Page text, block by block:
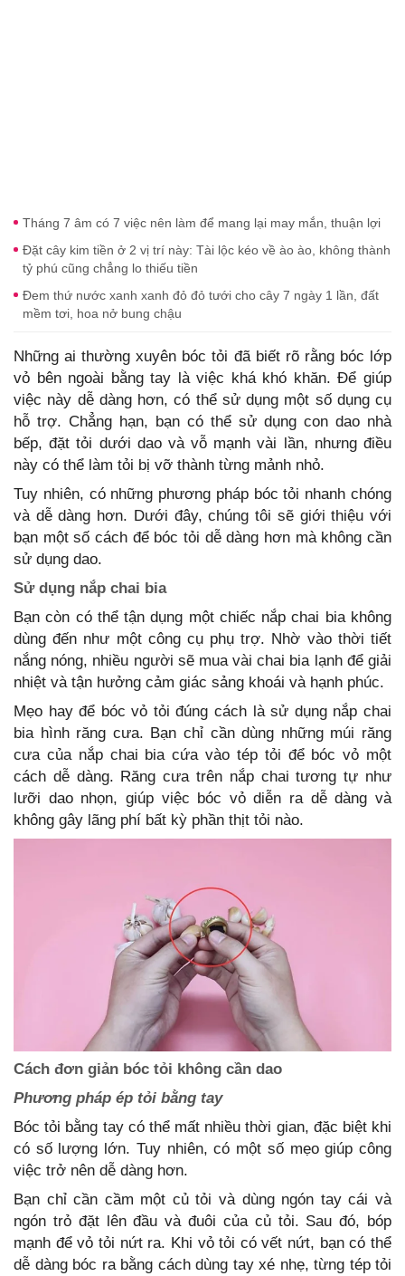
Tháng 7 âm có 7 việc nên làm để mang lại may mắn, thuận lợi
Đặt cây kim tiền ở 2 vị trí này: Tài lộc kéo về ào ào, không thành
tỷ phú cũng chẳng lo thiếu tiền
Đem thứ nước xanh xanh đỏ đỏ tưới cho cây 7 ngày 1 lần, đất
mềm tơi, hoa nở bung chậu
Những ai thường xuyên bóc tỏi đã biết rõ rằng bóc lớp
vỏ bên ngoài bằng tay là việc khá khó khăn. Để giúp
việc này dễ dàng hơn, có thể sử dụng một số dụng cụ
hỗ trợ. Chẳng hạn, bạn có thể sử dụng con dao nhà
bếp, đặt tỏi dưới dao và vỗ mạnh vài lần, nhưng điều
này có thể làm tỏi bị vỡ thành từng mảnh nhỏ.
Tuy nhiên, có những phương pháp bóc tỏi nhanh chóng
và dễ dàng hơn. Dưới đây, chúng tôi sẽ giới thiệu với
bạn một số cách để bóc tỏi dễ dàng hơn mà không cần
sử dụng dao.
Sử dụng nắp chai bia
Bạn còn có thể tận dụng một chiếc nắp chai bia không
dùng đến như một công cụ phụ trợ. Nhờ vào thời tiết
nắng nóng, nhiều người sẽ mua vài chai bia lạnh để giải
nhiệt và tận hưởng cảm giác sảng khoái và hạnh phúc.
Mẹo hay để bóc vỏ tỏi đúng cách là sử dụng nắp chai
bia hình răng cưa. Bạn chỉ cần dùng những múi răng
cưa của nắp chai bia cứa vào tép tỏi để bóc vỏ một
cách dễ dàng. Răng cưa trên nắp chai tương tự như
lưỡi dao nhọn, giúp việc bóc vỏ diễn ra dễ dàng và
không gây lãng phí bất kỳ phần thịt tỏi nào.
Cách đơn giản bóc tỏi không cần dao
Phương pháp ép tỏi bằng tay
Bóc tỏi bằng tay có thể mất nhiều thời gian, đặc biệt khi
có số lượng lớn. Tuy nhiên, có một số mẹo giúp công
việc trở nên dễ dàng hơn.
Bạn chỉ cần cầm một củ tỏi và dùng ngón tay cái và
ngón trỏ đặt lên đầu và đuôi của củ tỏi. Sau đó, bóp
mạnh để vỏ tỏi nứt ra. Khi vỏ tỏi có vết nứt, bạn có thể
dễ dàng bóc ra bằng cách dùng tay xé nhẹ, từng tép tỏi